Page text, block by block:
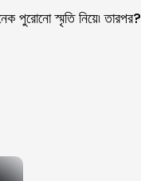
পুরোনো স্মৃতি নিয়ে৷ তারপর?